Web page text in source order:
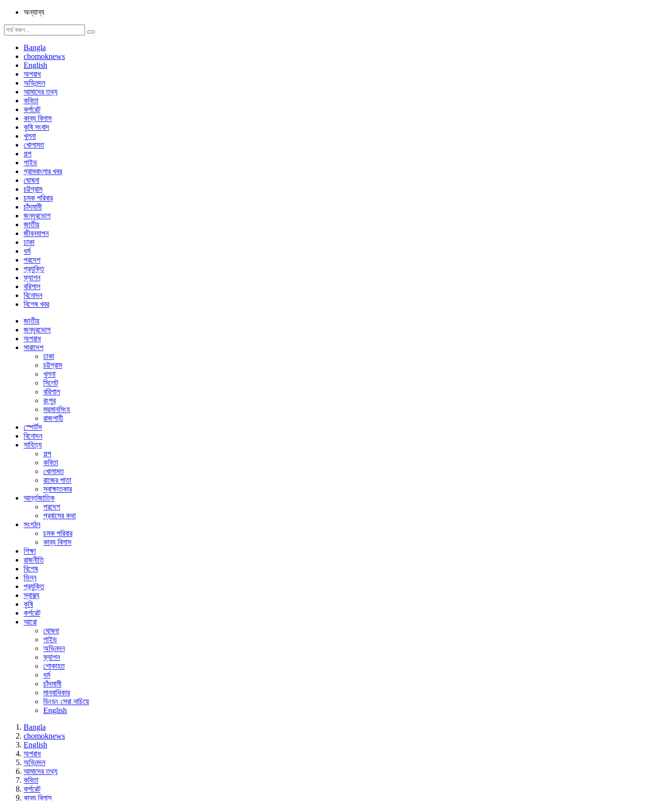
অন্যান্য
Bangla
chomoknews
English
অপরাধ
অভিনন্দন
আমাদের তথ্য
কবিতা
কর্পরেট
কাব্য বিলাস
কৃষি সংবাদ
খুলনা
খোলামত
গল্প
গাইড
গ্রামবাংলার খবর
ঘোষনা
চট্টগ্রাম
চমক পরিবার
চাঁদমামী
জনদূরভোগ
জাতীয়
জীবনযাপন
ঢাকা
ধর্ম
পরদেশ
প্রযুক্তি
ফ্যাশন
বরিশাল
বিনোদন
বিশেষ খবর
জাতীয়
জনদূরভোগ
অপরাধ
সারাদেশ
ঢাকা
চট্টগ্রাম
খুলনা
সিলেট
বরিশাল
রংপুর
ময়মানসিংহ
রাজশাহী
স্পোর্টস
বিনোদন
সাহিত্য
গল্প
কবিতা
খোলামত
রাজের পাতা
স্বাক্ষাতকার
আর্ন্তজাতিক
পরদেশ
প্রবাসের কথা
সংগঠন
চমক পরিবার
কাব্য বিলাস
শিক্ষা
রাজনীতি
বিশেষ
ভিন্ন
প্রযুক্তি
স্বাস্থ্য
কৃষি
কর্পরেট
আরো
ঘোষনা
গাইড
অভিনন্দন
ফ্যাশন
শোকাহত
ধর্ম
চাঁদমামী
মানবাধিকার
ডিংডং সেরা নাচিয়ে
English
Bangla
chomoknews
English
অপরাধ
অভিনন্দন
আমাদের তথ্য
কবিতা
কর্পরেট
কাব্য বিলাস